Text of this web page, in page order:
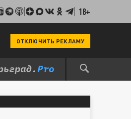
18+
ОТКЛЮЧИТЬ РЕКЛАМУ